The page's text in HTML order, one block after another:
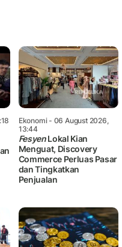
Ekonomi- 06 August 2026,
13:44
FesyenLokal Kian
Menguat, Discovery
Commerce Perluas Pasar
dan Tingkatkan
Penjualan